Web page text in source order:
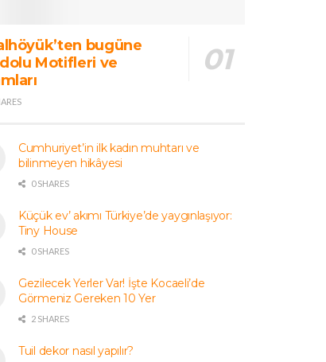
bugüne
Motifleri ve
Cumhuriyet’in ilk kadın muhtarı ve
bilinmeyen hikâyesi
0 SHARES
Küçük ev’ akımı Türkiye’de yaygınlaşıyor:
Tiny House
0 SHARES
Gezilecek Yerler Var! İşte Kocaeli’de
Görmeniz Gereken 10 Yer
2 SHARES
Tuil dekor nasıl yapılır?